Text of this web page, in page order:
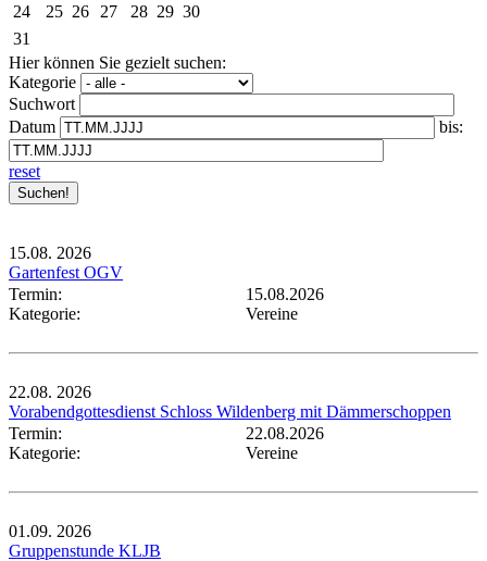
24
25 26 27 28 29 30
31
Hier können Sie gezielt suchen:
Kategorie
Suchwort
Datum
bis:
reset
15.08. 2026
Gartenfest OGV
Termin:
15.08.2026
Kategorie:
Vereine
22.08. 2026
Vorabendgottesdienst Schloss Wildenberg mit Dämmerschoppen
Termin:
22.08.2026
Kategorie:
Vereine
01.09. 2026
Gruppenstunde KLJB